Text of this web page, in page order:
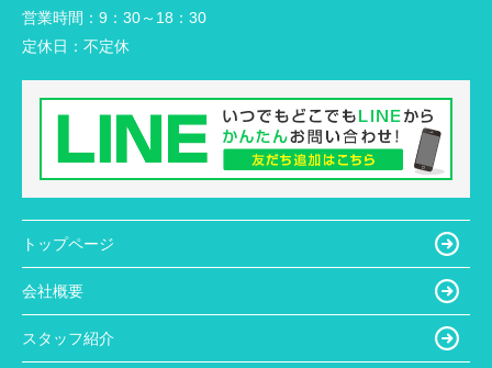
営業時間： 9：30～18：30
定休日： 不定休
トップページ
会社概要
スタッフ紹介